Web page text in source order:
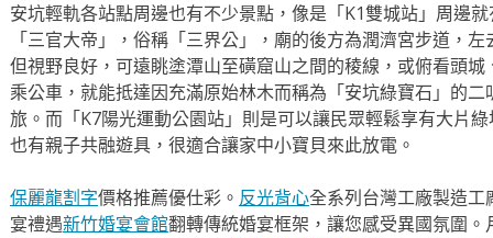
安坑輕軌各站點周邊也有不少景點，像是「K1雙城站」周邊
「三官大帝」，俗稱「三界公」，廟的後方為潤濟宮步道，
但視野良好，可遠眺塗潭山至磺窟山之間的稜線，或俯看頭
乘公車，就能抵達因充滿原始林木而稱為「安坑綠寶石」的
旅。而「K7陽光運動公園站」則是可以讓民眾輕鬆享有大片
也有親子共融遊具，很適合讓家中小寶貝來此放電。
保麗龍割字價格推薦優仕彩。 反光背心全系列台灣工廠製造
宴禮遇新竹婚宴會館翻轉傳統婚宴框架，讓您感受異國氛圍。